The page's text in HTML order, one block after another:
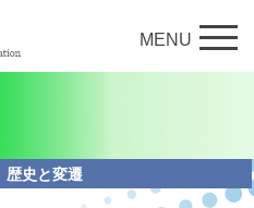
MENU
歴史と変遷